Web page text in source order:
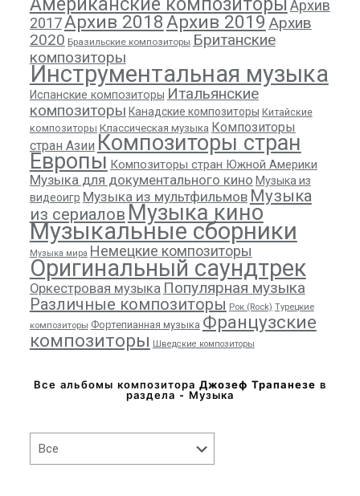
Архив
2017Архив 2018Архив 2019 Архив
2020 Бразильские композиторы Британские
композиторы
Инструментальная музыка
Испанские композиторы Итальянские
композиторы Канадские композиторы Китайские
композиторы Классическая музыка Композиторы
стран Азии Композиторы стран
Европы Композиторы стран Южной Америки
Музыка для документального кино Музыка из
видеоигр Музыка из мультфильмов Музыка
из сериалов Музыка кино
Музыкальные сборники
Музыка мира Немецкие композиторы
Оригинальный саундтрек
Оркестровая музыка Популярная музыка
Различные композиторы Рок (Rock) Турецкие
композиторы Фортепианная музыка Французские
композиторы Шведские композиторы
Все альбомы композитора Джозеф Трапанезе в
раздела - Музыка